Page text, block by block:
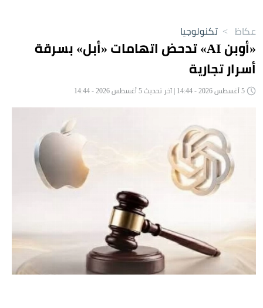
عكاظ > تكنولوجيا
«أوبن AI» تدحض اتهامات «أبل» بسرقة
أسرار تجارية